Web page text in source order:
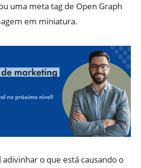
uma meta tag de Open Graph
em miniatura.
o que está causando o